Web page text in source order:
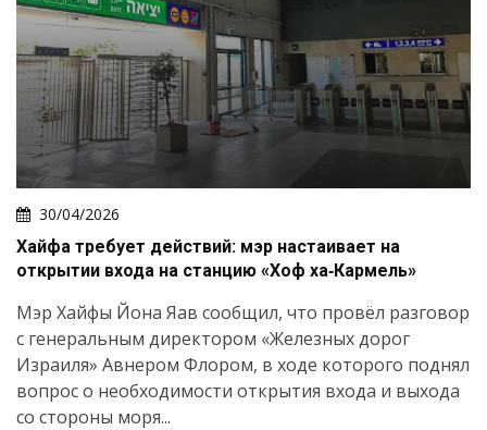
30/04/2026
Хайфа требует действий: мэр настаивает на
открытии входа на станцию «Хоф ха‑Кармель»
Мэр Хайфы Йона Яав сообщил, что провёл разговор
с генеральным директором «Железных дорог
Израиля» Авнером Флором, в ходе которого поднял
вопрос о необходимости открытия входа и выхода
со стороны моря...